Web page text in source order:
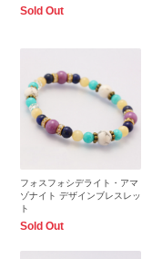
Sold Out
フォスフォシデライト・アマ
ゾナイト デザインブレスレッ
ト
Sold Out